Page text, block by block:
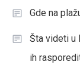
Gde na
Šta videti u
ih